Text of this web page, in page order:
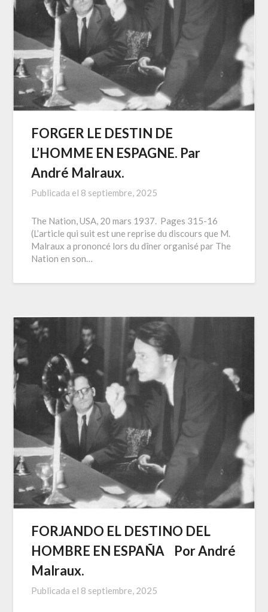
FORGER LE DESTIN DE
L’HOMME EN ESPAGNE. Par
André Malraux.
Publicada el 8 septiembre, 2025
The Nation, USA, 20 mars 1937. Pages 315-16
(L’article qui suit est une reprise du discours que M.
Malraux a prononcé lors du dîner organisé par The
Nation en son…
FORJANDO EL DESTINO DEL
HOMBRE EN ESPAÑA Por André
Malraux.
Publicada el 8 septiembre, 2025